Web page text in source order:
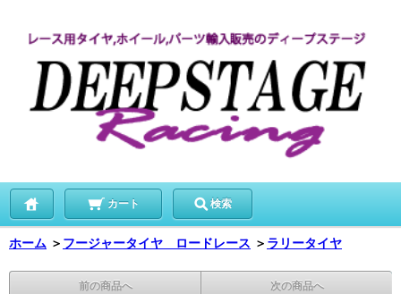
カート 検索
ホーム ＞ フージャータイヤ ロードレース ＞ ラリータイヤ
前の商品へ 次の商品へ